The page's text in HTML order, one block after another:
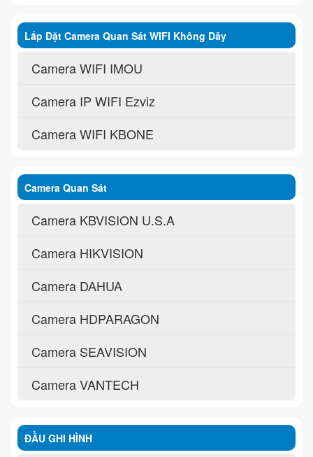
Lắp Đặt Camera Quan Sát WIFI Không Dây
Camera WIFI IMOU
Camera IP WIFI Ezviz
Camera WIFI KBONE
Camera Quan Sát
Camera KBVISION U.S.A
Camera HIKVISION
Camera DAHUA
Camera HDPARAGON
Camera SEAVISION
Camera VANTECH
ĐẦU GHI HÌNH